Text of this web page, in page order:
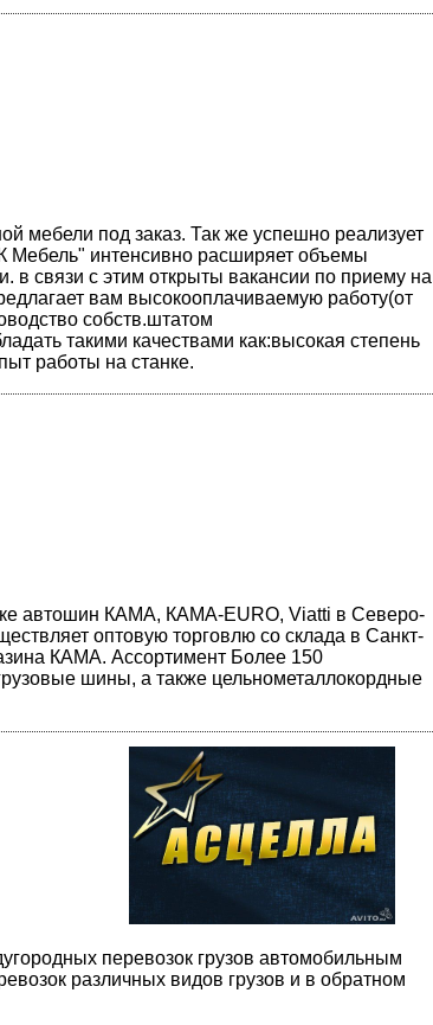
мебели под заказ. Так же успешно реализует
Мебель" интенсивно расширяет объемы
в связи с этим открыты вакансии по приему на
вам высокооплачиваемую работу(от
собств.штатом
такими качествами как:высокая степень
работы на станке.
автошин КАМА, КАМА-EURO, Viatti в Северо-
оптовую торговлю со склада в Санкт-
КАМА. Ассортимент Более 150
шины, а также цельнометаллокордные
перевозок грузов автомобильным
различных видов грузов и в обратном